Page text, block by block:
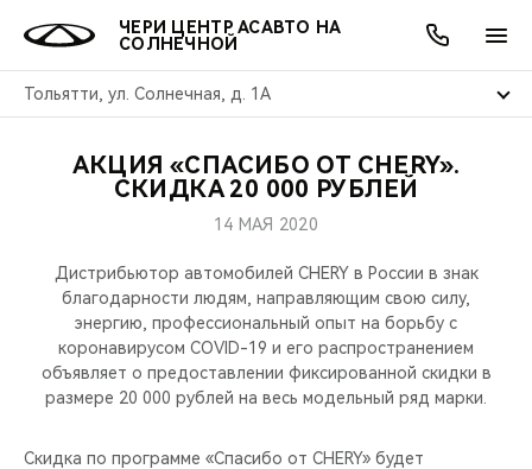
ЧЕРИ ЦЕНТР АСАВТО НА
СОЛНЕЧНОЙ
Тольятти, ул. Солнечная, д. 1А
МОДЕЛИ
КРОССОВЕРЫ
СЕДАНЫ
НОВИНКИ
ПОКУПАТЕЛЯМ
КРЕДИТ И СТРАХОВАНИЕ
ВЛАДЕЛЬЦАМ
ЗАПЧАСТИ И АКСЕССУАРЫ
ПОДДЕРЖКА
МИР CHERY
О БРЕНДЕ
CHERY В СОЦСЕТЯХ
АКЦИИ
ОНЛАЙН СЕРВИСЫ
КРЕДИТ
О КОМПАНИИ
МЫ В СОЦСЕТЯХ
АКЦИЯ «СПАСИБО ОТ CHERY».
СКИДКА 20 000 РУБЛЕЙ
14 МАЯ 2020
Дистрибьютор автомобилей CHERY в России в знак
благодарности людям, направляющим свою силу,
энергию, профессиональный опыт на борьбу с
коронавирусом COVID-19 и его распространением
объявляет о предоставлении фиксированной скидки в
размере 20 000 рублей на весь модельный ряд марки.
Скидка по программе «Спасибо от CHERY» будет